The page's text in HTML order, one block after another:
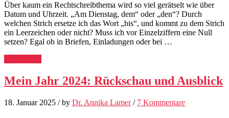
Über kaum ein Rechtschreibthema wird so viel gerätselt wie über
Datum und Uhrzeit. „Am Dienstag, dem“ oder „den“? Durch
welchen Strich ersetze ich das Wort „bis“, und kommt zu dem Strich
ein Leerzeichen oder nicht? Muss ich vor Einzelziffern eine Null
setzen? Egal ob in Briefen, Einladungen oder bei …
Mein Jahr 2024: Rückschau und Ausblick
18. Januar 2025 / by Dr. Annika Lamer / 7 Kommentare